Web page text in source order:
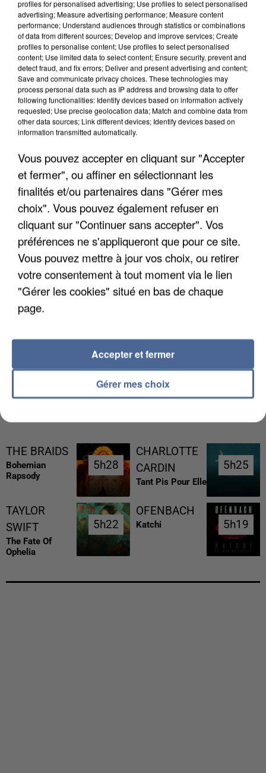
APRÈS TOUTES CES CANICULES, LES REFUGES
DE FAUNE SAUVAGE SONT...
L’UN DES FONDATEURS SUPPOSÉS DE LA DZ
MAFIA INTERPELLÉ EN ALGÉRIE
RÉCEMMENT DIFFUSÉ
THE BRAIDS
Bohemian
Rapsody
5h28
5h28
CHARLOTTE
CARDIN
Tant Pis Pour Elle
5h25
5h25
TAYLOR
SWIFT
The Fate Of
Ophelia
5h22
5h22
OFENBACH
Katchi 5h19
5h19
profiles for personalised advertising; Use profiles to select personalised
advertising; Measure advertising performance; Measure content
performance; Understand audiences through statistics or combinations
of data from different sources; Develop and improve services; Create
profiles to personalise content; Use profiles to select personalised
content; Use limited data to select content; Ensure security, prevent and
detect fraud, and fix errors; Deliver and present advertising and content;
Save and communicate privacy choices. These technologies may
process personal data such as IP address and browsing data to offer
following functionalities: Identify devices based on information actively
requested; Use precise geolocation data; Match and combine data from
other data sources; Link different devices; Identify devices based on
information transmitted automatically.
Vous pouvez accepter en cliquant sur "Accepter
et fermer", ou affiner en sélectionnant les
finalités et/ou partenaires dans "Gérer mes
choix". Vous pouvez également refuser en
cliquant sur "Continuer sans accepter". Vos
préférences ne s'appliqueront que pour ce site.
Vous pouvez mettre à jour vos choix, ou retirer
votre consentement à tout moment via le lien
"Gérer les cookies" situé en bas de chaque
page.
Gérer mes choix
Accepter et fermer